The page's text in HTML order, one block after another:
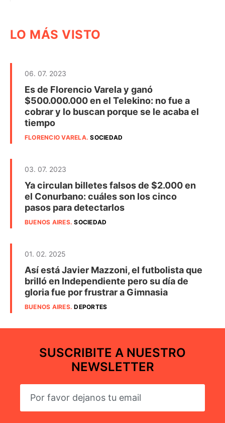
LO MÁS VISTO
06. 07. 2023
Es de Florencio Varela y ganó
$500.000.000 en el Telekino: no fue a
cobrar y lo buscan porque se le acaba el
tiempo
FLORENCIO VARELA.SOCIEDAD
03. 07. 2023
Ya circulan billetes falsos de $2.000 en
el Conurbano: cuáles son los cinco
pasos para detectarlos
BUENOS AIRES.SOCIEDAD
01. 02. 2025
Así está Javier Mazzoni, el futbolista que
brilló en Independiente pero su día de
gloria fue por frustrar a Gimnasia
BUENOS AIRES.DEPORTES
SUSCRIBITE A NUESTRO
NEWSLETTER